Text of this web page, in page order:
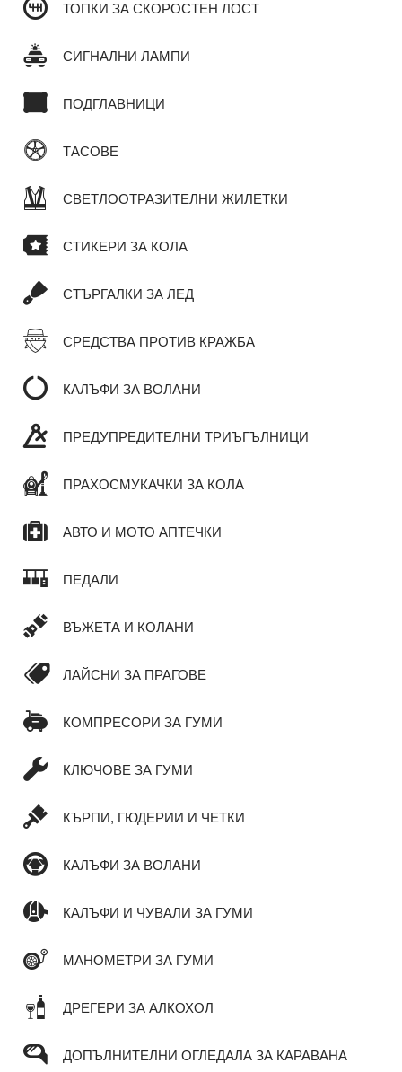
ТОПКИ ЗА СКОРОСТЕН ЛОСТ
СИГНАЛНИ ЛАМПИ
ПОДГЛАВНИЦИ
ТАСОВЕ
СВЕТЛООТРАЗИТЕЛНИ ЖИЛЕТКИ
СТИКЕРИ ЗА КОЛА
СТЪРГАЛКИ ЗА ЛЕД
СРЕДСТВА ПРОТИВ КРАЖБА
КАЛЪФИ ЗА ВОЛАНИ
ПРЕДУПРЕДИТЕЛНИ ТРИЪГЪЛНИЦИ
ПРАХОСМУКАЧКИ ЗА КОЛА
АВТО И МОТО АПТЕЧКИ
ПЕДАЛИ
ВЪЖЕТА И КОЛАНИ
ЛАЙСНИ ЗА ПРАГОВЕ
КОМПРЕСОРИ ЗА ГУМИ
КЛЮЧОВЕ ЗА ГУМИ
КЪРПИ, ГЮДЕРИИ И ЧЕТКИ
КАЛЪФИ ЗА ВОЛАНИ
КАЛЪФИ И ЧУВАЛИ ЗА ГУМИ
МАНОМЕТРИ ЗА ГУМИ
ДРЕГЕРИ ЗА АЛКОХОЛ
ДОПЪЛНИТЕЛНИ ОГЛЕДАЛА ЗА КАРАВАНА